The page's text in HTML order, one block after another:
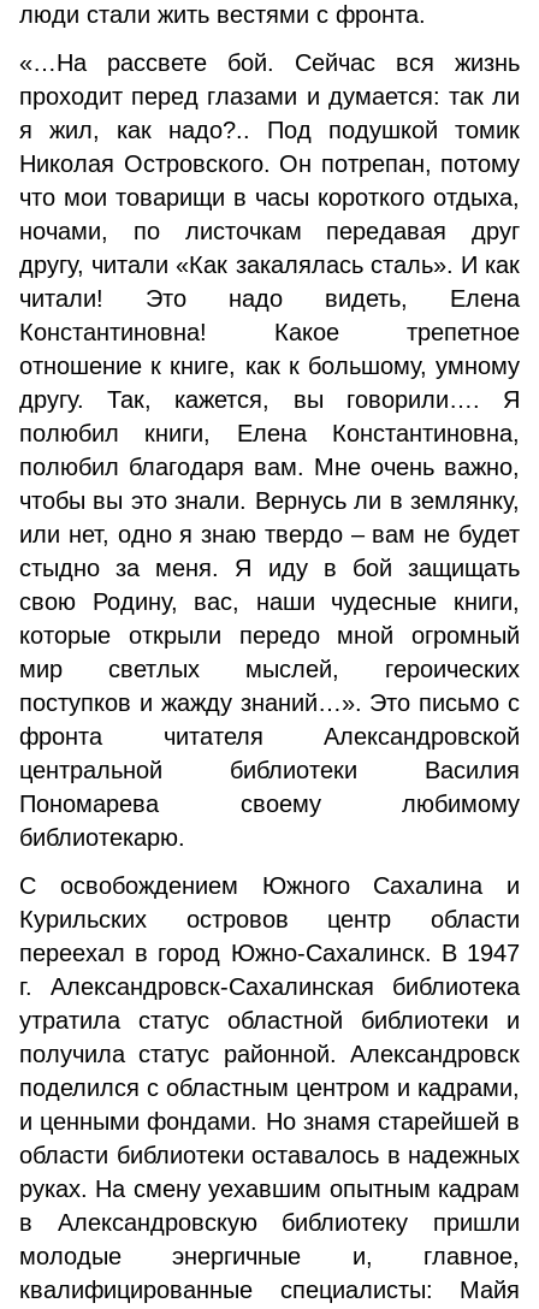
люди стали жить вестями с фронта.
«…На рассвете бой. Сейчас вся жизнь
проходит перед глазами и думается: так ли
я жил, как надо?.. Под подушкой томик
Николая Островского. Он потрепан, потому
что мои товарищи в часы короткого отдыха,
ночами, по листочкам передавая друг
другу, читали «Как закалялась сталь». И как
читали! Это надо видеть, Елена
Константиновна! Какое трепетное
отношение к книге, как к большому, умному
другу. Так, кажется, вы говорили…. Я
полюбил книги, Елена Константиновна,
полюбил благодаря вам. Мне очень важно,
чтобы вы это знали. Вернусь ли в землянку,
или нет, одно я знаю твердо – вам не будет
стыдно за меня. Я иду в бой защищать
свою Родину, вас, наши чудесные книги,
которые открыли передо мной огромный
мир светлых мыслей, героических
поступков и жажду знаний…». Это письмо с
фронта читателя Александровской
центральной библиотеки Василия
Пономарева своему любимому
библиотекарю.
С освобождением Южного Сахалина и
Курильских островов центр области
переехал в город Южно-Сахалинск. В 1947
г. Александровск-Сахалинская библиотека
утратила статус областной библиотеки и
получила статус районной. Александровск
поделился с областным центром и кадрами,
и ценными фондами. Но знамя старейшей в
области библиотеки оставалось в надежных
руках. На смену уехавшим опытным кадрам
в Александровскую библиотеку пришли
молодые энергичные и, главное,
квалифицированные специалисты: Майя